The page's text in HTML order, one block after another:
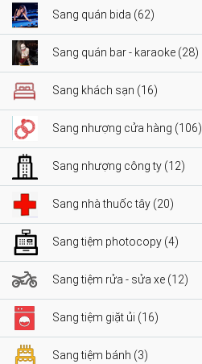
Sang quán bida (62)
Sang quán bar - karaoke (28)
Sang khách sạn (16)
Sang nhượng cửa hàng (106)
Sang nhượng công ty (12)
Sang nhà thuốc tây (20)
Sang tiệm photocopy (4)
Sang tiệm rửa - sửa xe (12)
Sang tiệm giặt ủi (16)
Sang tiệm bánh (3)